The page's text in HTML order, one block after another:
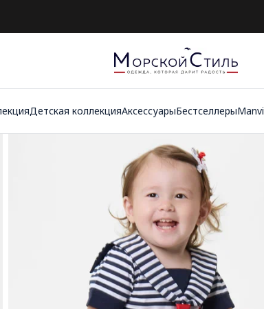
Детская коллекцияАксессуарыБестселлерыManvi